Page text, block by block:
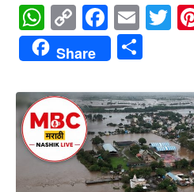
WhatsApp
Copy
Link
Share